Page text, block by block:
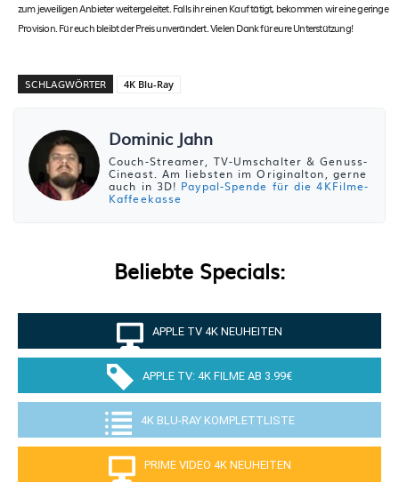
zum jeweiligen Anbieter weitergeleitet. Falls ihr einen Kauf tätigt, bekommen wir eine geringe
Provision. Für euch bleibt der Preis unverändert. Vielen Dank für eure Unterstützung!
SCHLAGWÖRTER 4K Blu-Ray
Dominic Jahn
Couch-Streamer, TV-Umschalter & Genuss-
Cineast. Am liebsten im Originalton, gerne
auch in 3D! Paypal-Spende für die 4KFilme-
Kaffeekasse
Beliebte Specials:
APPLE TV 4K NEUHEITEN
APPLE TV: 4K FILME AB 3.99€
4K BLU-RAY KOMPLETTLISTE
PRIME VIDEO 4K NEUHEITEN